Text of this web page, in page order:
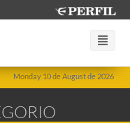
Monday 10 de August de 2026